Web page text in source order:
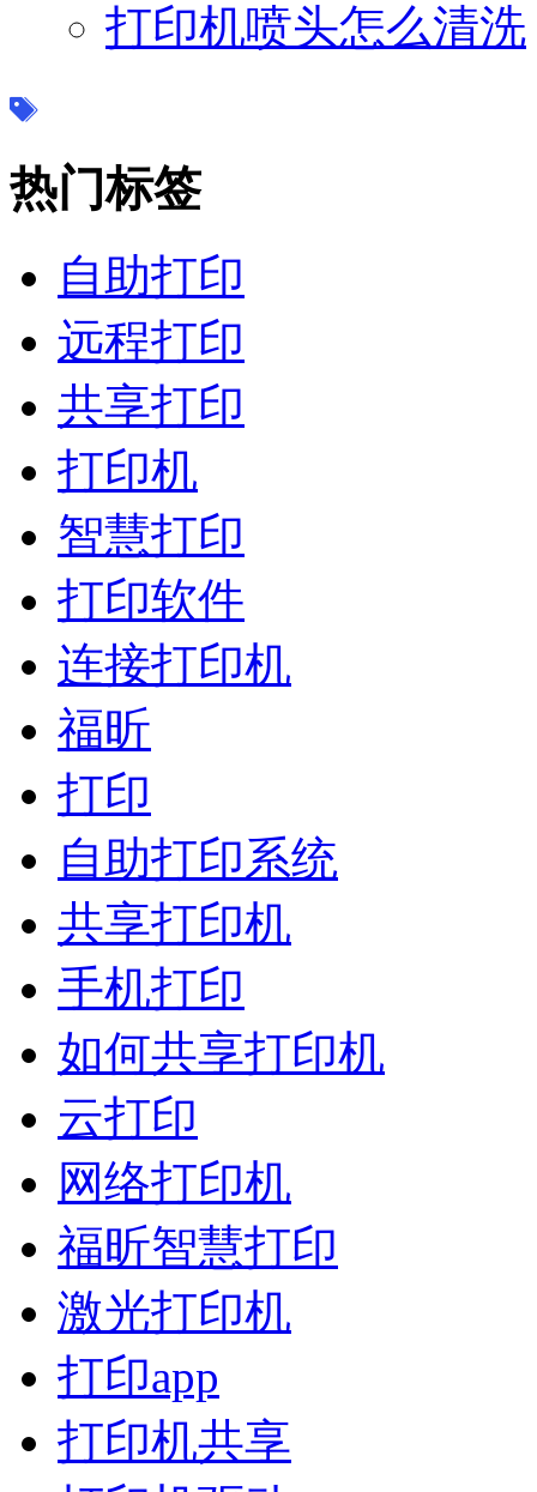
打印机喷头怎么清洗
热门标签
自助打印
远程打印
共享打印
打印机
智慧打印
打印软件
连接打印机
福昕
打印
自助打印系统
共享打印机
手机打印
如何共享打印机
云打印
网络打印机
福昕智慧打印
激光打印机
打印app
打印机共享